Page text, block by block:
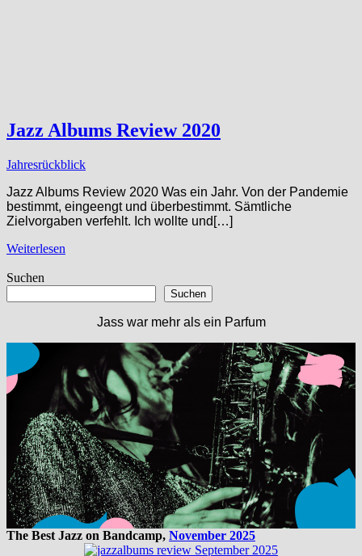
Jazz Albums Review 2020
Jahresrückblick
Jazz Albums Review 2020 Was ein Jahr. Von der Pandemie
bestimmt, eingeengt und überbestimmt. Sämtliche
Zielvorgaben verfehlt. Ich wollte und[…]
Weiterlesen
Suchen
Suchen
Jass war mehr als ein Parfum
The Best Jazz on Bandcamp, November 2025